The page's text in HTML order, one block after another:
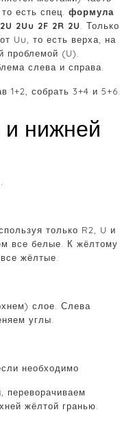
есть спец. формула
2Uu 2F 2R 2U. Только
Uu, то есть верха, на
проблемой (U).
слева и справа.
1+2, собрать 3+4 и 5+6.
нижней
только R2, U и
все белые. К жёлтому
жёлтые.
слое. Слева
углы.
необходимо
переворачиваем
жёлтой гранью.